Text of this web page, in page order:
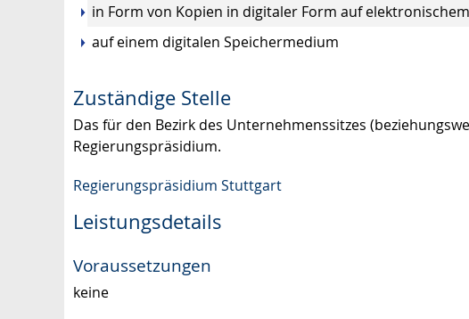
in Form von Kopien in digitaler Form auf
auf einem digitalen Speichermedium
Zuständige Stelle
Das für den Bezirk des Unternehmenssitzes
Regierungspräsidium.
Regierungspräsidium Stuttgart
Leistungsdetails
Voraussetzungen
keine